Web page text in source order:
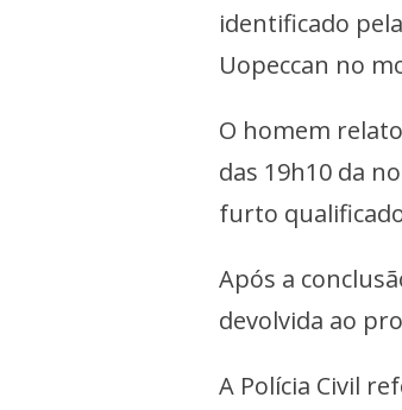
identificado
Uopeccan no
O homem
das 19h10 da
furto
Após a
devolvida ao
A Polícia Civil